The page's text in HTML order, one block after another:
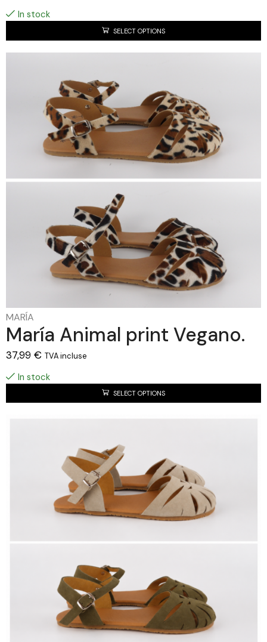
In stock
SELECT OPTIONS
MARÍA
María Animal print Vegano.
37,99 € TVA incluse
In stock
SELECT OPTIONS